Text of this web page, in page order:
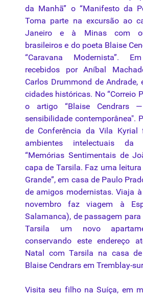
da Manhã” o “Manifesto da
Toma parte na excursão ao
Janeiro e à Minas com
brasileiros e do poeta Blaise
“Caravana Modernista”.
recebidos por Aníbal
Carlos Drummond de Andrade,
cidades históricas. No “Correio
o artigo “Blaise Cendrars
sensibilidade contemporânea".
de Conferência da Vila Kyrial
ambientes intelectuais da
“Memórias Sentimentais de
capa de Tarsila. Faz uma
Grande”, em casa de Paulo
de amigos modernistas. Viaja
novembro faz viagem à
Salamanca), de passagem
Tarsila um novo
conservando este endereço
Natal com Tarsila na casa
Blaise Cendrars em Tremblay-
Visita seu filho na Suíça, em